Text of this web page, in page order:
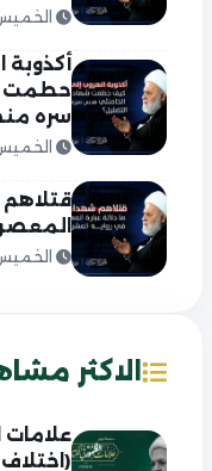
الخميس 06 آب
أكذوبة
حطمت
سره
الخميس 06 آب
قتلاهم
الخميس 06 آب
الاكثر
علامات